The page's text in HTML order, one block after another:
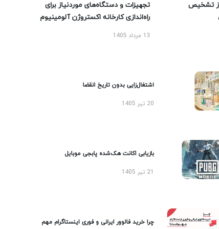
تشخیص
تجهیزات و دستگاه‌های موردنیاز برای
راه‌اندازی کارخانه اکستروژن آلومینیوم
13 مرداد 1405
اشتغال‌زایی بدون تاریخ انقضا
20 تیر 1405
بازیابی اکانت هک‌شده پابجی موبایل
چرا خرید فالوور ایرانی و فوری اینستاگرام مهم